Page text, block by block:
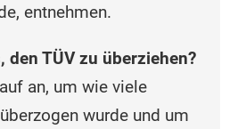
entnehmen.
den TÜV zu überziehen?
an, um wie viele
wurde und um